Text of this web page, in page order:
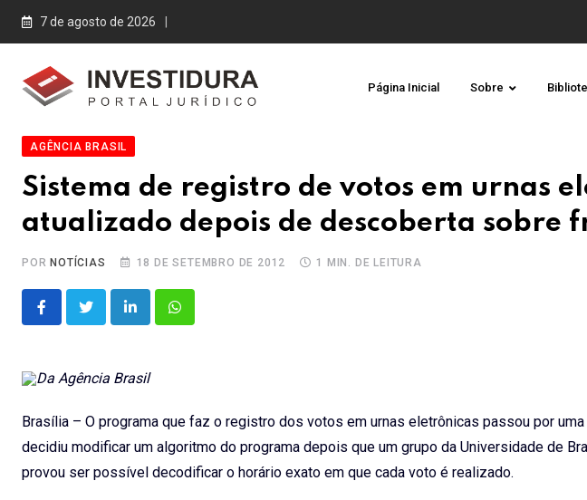
Skip
7 de agosto de 2026
Página Inicial Sobre
AGÊNCIA BRASIL
Sistema de registro de votos em urnas
atualizado depois de descoberta sobre
PORNOTÍCIAS 18 DE SETEMBRO DE 2012 1 MIN. DE LEITURA
LinkedInWhatsapp
Da Agência Brasil
Brasília – O programa que faz o registro dos votos em urnas eletrônicas passou por uma
decidiu modificar um algoritmo do programa depois que um grupo da Universidade de
provou ser possível decodificar o horário exato em que cada voto é realizado.